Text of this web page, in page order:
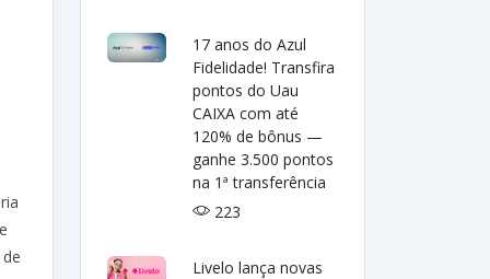
17 anos do Azul
Fidelidade! Transfira
pontos do Uau
CAIXA com até
120% de bônus —
ganhe 3.500 pontos
na 1ª transferência
223
Livelo lança novas